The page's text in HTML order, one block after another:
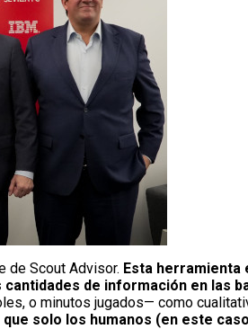
de Scout Advisor. Esta herramienta
de información en las
o minutos jugados— como
solo los humanos (en este